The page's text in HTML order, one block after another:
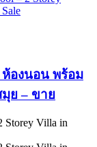
องนอน พร้อม
มุย – ขาย